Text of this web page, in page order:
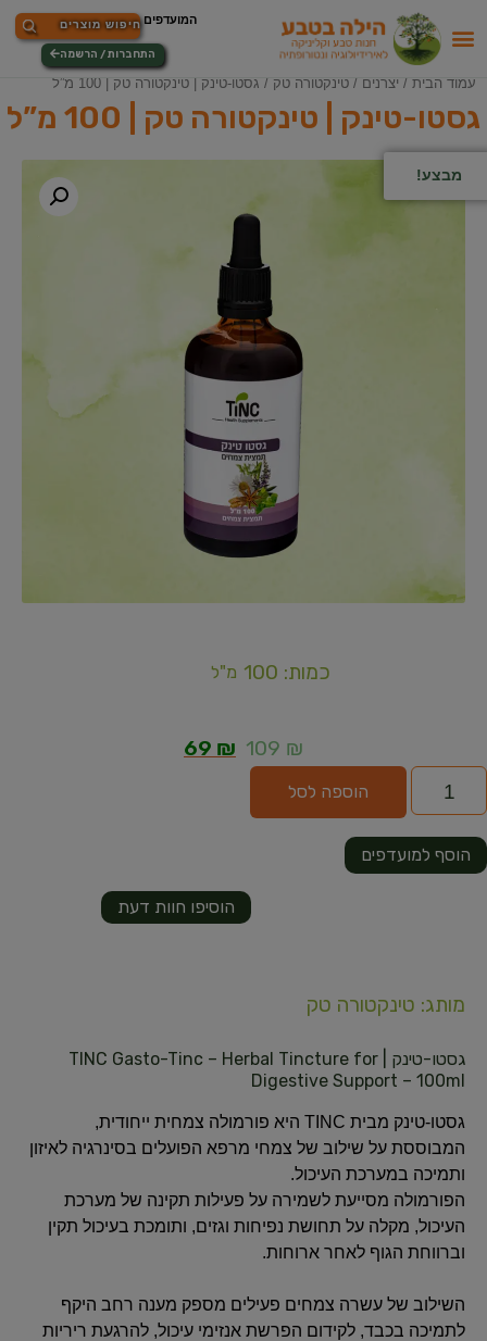
התחברות / הרשמה
עמוד הבית / יצרנים / טינקטורה טק / גסטו-טינק | טינקטורה טק | 100 מ”ל
גסטו-טינק | טינקטורה טק | 100 מ”ל
מבצע!
כמות: 100 מ"ל
109 ₪
69 ₪
הוספה לסל
הוסיפו חוות דעת
הוסף למועדפים
מותג: טינקטורה טק
גסטו-טינק | TINC Gasto-Tinc – Herbal Tincture for
Digestive Support – 100ml
גסטו-טינק מבית TINC היא פורמולה צמחית ייחודית,
המבוססת על שילוב של צמחי מרפא הפועלים בסינרגיה לאיזון
ותמיכה במערכת העיכול.
הפורמולה מסייעת לשמירה על פעילות תקינה של מערכת
העיכול, מקלה על תחושת נפיחות וגזים, ותומכת בעיכול תקין
וברווחת הגוף לאחר ארוחות.
השילוב של עשרה צמחים פעילים מספק מענה רחב היקף
לתמיכה בכבד, לקידום הפרשת אנזימי עיכול, להרגעת ריריות